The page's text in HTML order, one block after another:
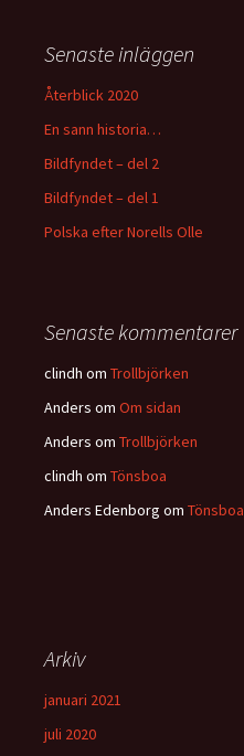
Senaste inläggen
Återblick 2020
En sann historia…
Bildfyndet – del 2
Bildfyndet – del 1
Polska efter Norells Olle
Senaste kommentarer
clindh om Trollbjörken
Anders om Om sidan
Anders om Trollbjörken
clindh om Tönsboa
Anders Edenborg om Tönsboa
Arkiv
januari 2021
juli 2020